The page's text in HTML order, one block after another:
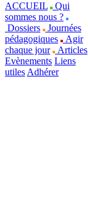
ACCUEIL
Qui
sommes nous ?
Dossiers
Journées
pédagogiques
Agir
chaque jour
Articles
Evènements Liens
utiles Adhérer